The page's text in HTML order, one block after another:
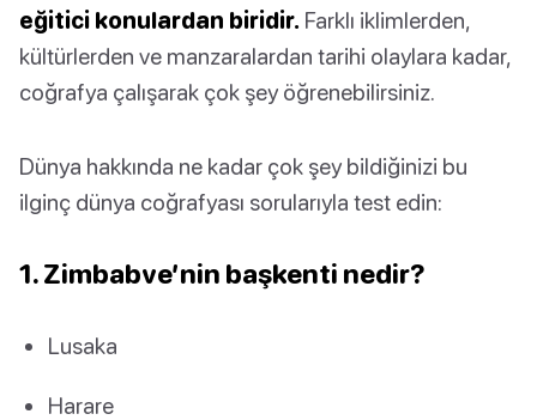
eğitici konulardan biridir. Farklı iklimlerden,
kültürlerden ve manzaralardan tarihi olaylara kadar,
coğrafya çalışarak çok şey öğrenebilirsiniz.
Dünya hakkında ne kadar çok şey bildiğinizi bu
ilginç dünya coğrafyası sorularıyla test edin:
1. Zimbabve’nin başkenti nedir?
Lusaka
Harare